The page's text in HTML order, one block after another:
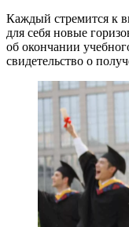
Каждый стремится к
для себя новые
об окончании
свидетельство о